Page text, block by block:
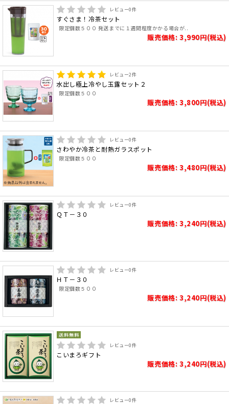
レビュー0件
すぐさま！冷茶セット
限定個数５００ 発送までに１週間程度かかる場合が..
販売価格: 3,990円(税込)
レビュー2件
水出し極上冷やし玉露セット２
限定個数５００
販売価格: 3,800円(税込)
レビュー0件
さわやか冷茶と耐熱ガラスポット
限定個数５００
販売価格: 3,480円(税込)
レビュー0件
ＱＴ－３０
販売価格: 3,240円(税込)
レビュー0件
ＨＴ－３０
限定個数５００
販売価格: 3,240円(税込)
レビュー0件
こいまろギフト
販売価格: 3,240円(税込)
レビュー0件